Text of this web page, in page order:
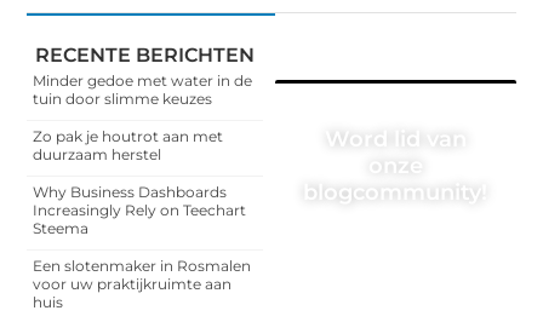
RECENTE BERICHTEN
Minder gedoe met water in de
tuin door slimme keuzes
Zo pak je houtrot aan met
duurzaam herstel
Why Business Dashboards
Increasingly Rely on Teechart
Steema
Een slotenmaker in Rosmalen
voor uw praktijkruimte aan
huis
Word lid van
onze
blogcommunity!